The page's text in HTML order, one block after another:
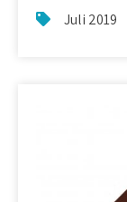
Juli 2019